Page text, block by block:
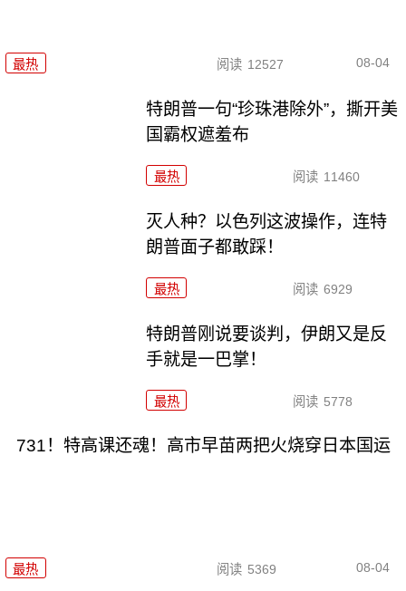
最热 阅读 12527 08-04
特朗普一句“珍珠港除外”，撕开美
国霸权遮羞布
最热 阅读 11460
灭人种？以色列这波操作，连特
朗普面子都敢踩！
最热 阅读 6929
特朗普刚说要谈判，伊朗又是反
手就是一巴掌！
最热 阅读 5778
731！特高课还魂！高市早苗两把火烧穿日本国运
最热 阅读 5369 08-04